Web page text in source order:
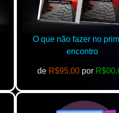
O que não fazer no
encontro
de R$95,00 por